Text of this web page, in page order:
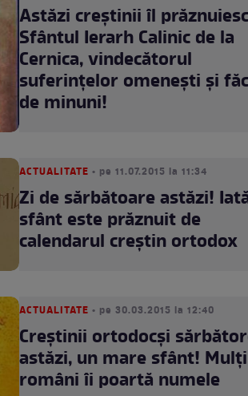
Astăzi creştinii îl
Sfântul Ierarh Calinic de la
Cernica, vindecătorul
suferinţelor omeneşti şi
de minuni!
ACTUALITATE • pe 11.07.2015 la 11:34
Zi de sărbătoare astăzi!
sfânt este prăznuit de
calendarul creştin ortodox
ACTUALITATE • pe 30.03.2015 la 12:40
Creştinii ortodocşi
astăzi, un mare sfânt! Mulţi
români îi poartă numele